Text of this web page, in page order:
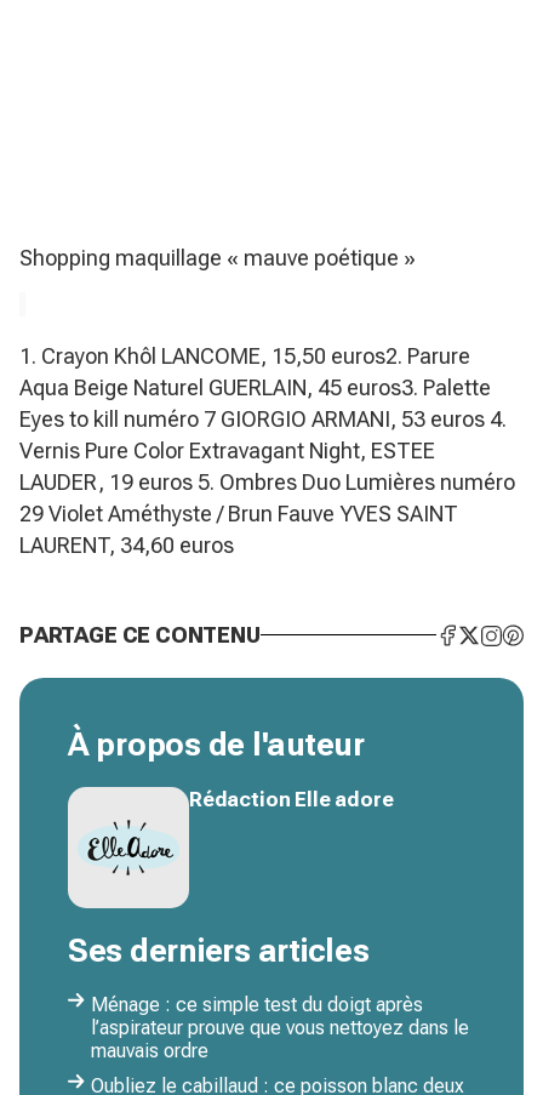
Shopping maquillage « mauve poétique »
1. Crayon Khôl LANCOME, 15,50 euros2. Parure
Aqua Beige Naturel GUERLAIN, 45 euros3. Palette
Eyes to kill numéro 7 GIORGIO ARMANI, 53 euros 4.
Vernis Pure Color Extravagant Night, ESTEE
LAUDER, 19 euros 5. Ombres Duo Lumières numéro
29 Violet Améthyste / Brun Fauve YVES SAINT
LAURENT, 34,60 euros
PARTAGE CE CONTENU
À propos de l'auteur
Rédaction Elle adore
Ses derniers articles
Ménage : ce simple test du doigt après
l’aspirateur prouve que vous nettoyez dans le
mauvais ordre
Oubliez le cabillaud : ce poisson blanc deux